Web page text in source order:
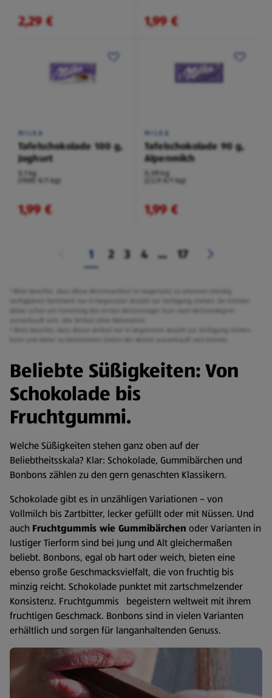
2,29 € 1,99 €
MILKA
Tafelschokolade 100 g,
Joghurt
0,1 kg
(19,90 €/1 kg)
1,99 €
MILKA
Tafelschokolade 90 g,
Alpenmilch
0,09 kg
(22,11 €/1 kg)
1,99 €
1 2 3 4 ... 17
¹ Bitte beachte, dass diese Aktionsartikel im Gegensatz zu unserem ständig
daher schon am Vormittag des ersten Aktionstages kurz nach Aktionsbeginn
Beliebte Süßigkeiten: Von
Schokolade bis
Fruchtgummi.
Welche Süßigkeiten stehen ganz oben auf der
Beliebtheitsskala? Klar: Schokolade, Gummibärchen und
Bonbons zählen zu den gern genaschten Klassikern.
Schokolade gibt es in unzähligen Variationen – von
Vollmilch bis Zartbitter, lecker gefüllt oder mit Nüssen. Und
auch Fruchtgummis wie Gummibärchen oder Varianten in
lustiger Tierform sind bei Jung und Alt gleichermaßen
beliebt. Bonbons, egal ob hart oder weich, bieten eine
ebenso große Geschmacksvielfalt, die von fruchtig bis
minzig reicht. Schokolade punktet mit zartschmelzender
Konsistenz. Fruchtgummis begeistern weltweit mit ihrem
fruchtigen Geschmack. Bonbons sind in vielen Varianten
erhältlich und sorgen für langanhaltenden Genuss.